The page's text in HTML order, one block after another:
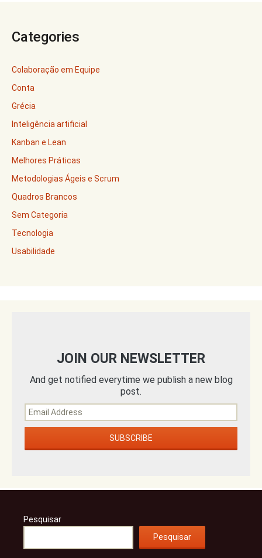
Categories
Colaboração em Equipe
Conta
Grécia
Inteligência artificial
Kanban e Lean
Melhores Práticas
Metodologias Ágeis e Scrum
Quadros Brancos
Sem Categoria
Tecnologia
Usabilidade
JOIN OUR NEWSLETTER
And get notified everytime we publish a new blog
post.
Pesquisar
Pesquisar